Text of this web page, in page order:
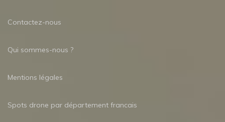
Contactez-nous
Qui sommes-nous ?
Mentions légales
Spots drone par département francais